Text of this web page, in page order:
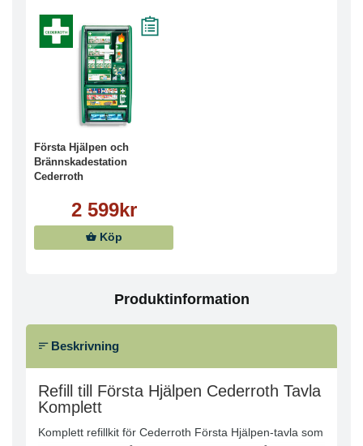
Första Hjälpen och
Brännskadestation
Cederroth
2 599kr
Köp
Produktinformation
Beskrivning
Refill till Första Hjälpen Cederroth Tavla
Komplett
Komplett refillkit för Cederroth Första Hjälpen-tavla som